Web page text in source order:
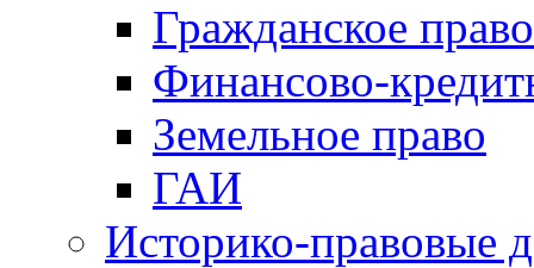
Гражданское право
Финансово-
Земельное право
ГАИ
Историко-правовые